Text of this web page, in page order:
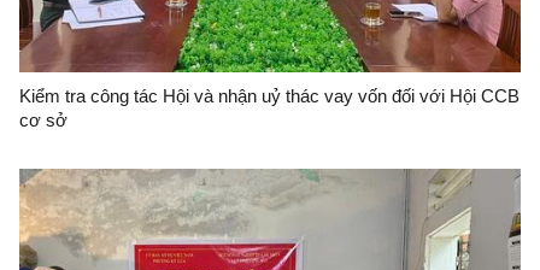
Kiểm tra công tác Hội và nhận uỷ thác vay vốn đối với Hội CCB
cơ sở